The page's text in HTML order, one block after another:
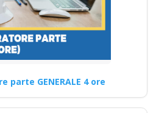
rls rlst
datore
ddl dlspp
attestato
di Lavoro
sul lavoro: Corsi di
parte GENERALE 4 ore